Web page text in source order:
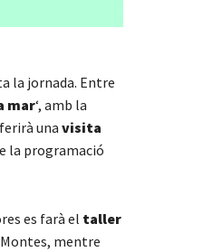
la jornada. Entre
mar‘, amb la
unavisita
la programació
es farà el taller
mentre